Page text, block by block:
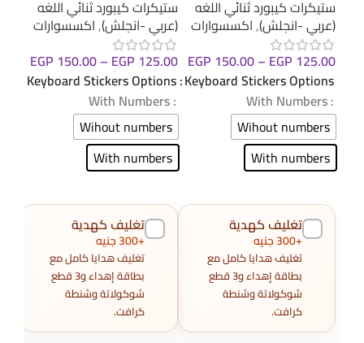
ستيكرات كيبورد ثنائي اللغه
(عربي -انجلش),اكسسوارات
EGP 125.00
–
EGP 150.00
Keyboard Stickers Options
: With Numbers
Wihout numbers
With numbers
تغليف كهدية
+300 جنيه
تغليف هدايا كامل مع
بطاقة إهداء و3 قطع
شوكولاتة وشنطة
كرافت.
ستيكرات كيبورد ثنائي اللغه
(عربي -انجلش),اكسسوارات
EGP 125.00
–
EGP 150.00
Keyboard Stickers Options
: With Numbers
Wihout numbers
With numbers
تغليف كهدية
+300 جنيه
تغليف هدايا كامل مع
بطاقة إهداء و3 قطع
شوكولاتة وشنطة
كرافت.